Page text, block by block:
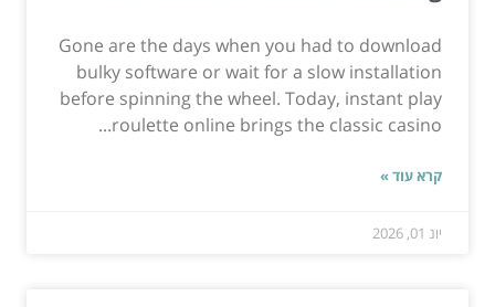
Gone are the days when you had to download
bulky software or wait for a slow installation
before spinning the wheel. Today, instant play
roulette online brings the classic casino...
קרא עוד »
יונ 01, 2026